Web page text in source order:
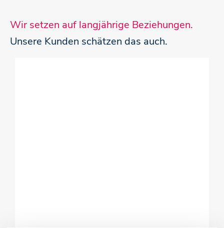
Wir setzen auf langjährige Beziehungen.
Unsere Kunden schätzen das auch.